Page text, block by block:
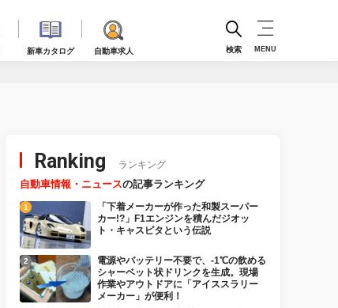
新車カタログ 自動車求人 検索 MENU
Ranking ランキング
自動車情報・ニュースの記事ランキング
「下着メーカーが作った和製スーパー
カー!?」F1エンジンを積んだジオッ
ト・キャスピタという伝説
電源やバッテリー不要で、-1℃の飲める
シャーベット状ドリンクを生成。現場
作業やアウトドアに「アイススラリー
メーカー」が便利！